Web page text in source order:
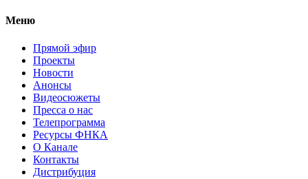
Меню
Прямой эфир
Проекты
Новости
Анонсы
Видеосюжеты
Пресса о нас
Телепрограмма
Ресурсы ФНКА
О Канале
Контакты
Дистрибуция